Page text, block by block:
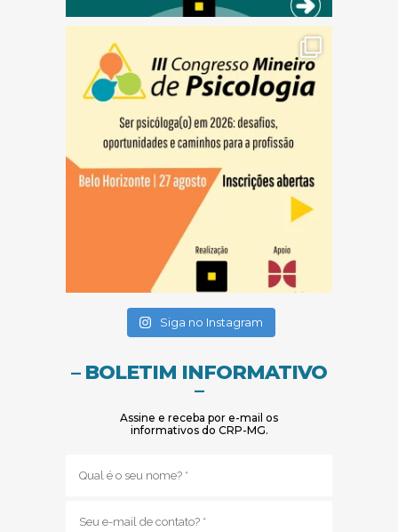
Siga no Instagram
– BOLETIM INFORMATIVO
–
Assine e receba por e-mail os
informativos do CRP-MG.
mail